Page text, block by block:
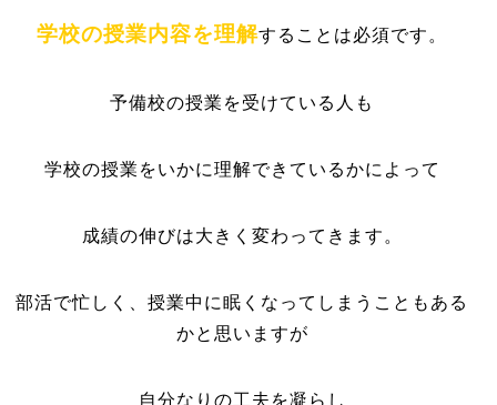
学校の授業内容を理解することは必須です。
予備校の授業を受けている人も
学校の授業をいかに理解できているかによって
成績の伸びは大きく変わってきます。
部活で忙しく、授業中に眠くなってしまうこともある
かと思いますが
自分なりの工夫を凝らし